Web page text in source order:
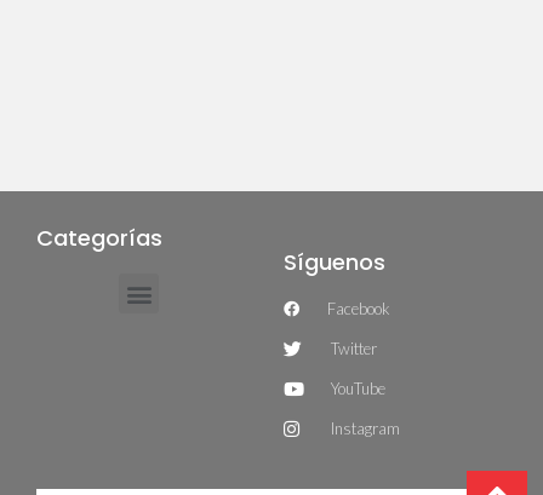
Categorías
Síguenos
Facebook
Twitter
YouTube
Instagram